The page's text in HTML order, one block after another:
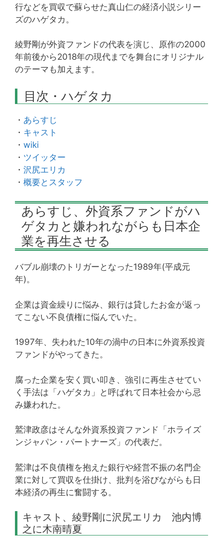
行などを買収で蘇らせた真山仁の経済小説シリー
ズのハゲタカ。
綾野剛が外資ファンドの代表を演じ、原作の2000
年前後から2018年の現代までを舞台にオリジナル
のテーマも加えます。
目次・ハゲタカ
・ あらすじ
・ キャスト
・ wiki
・ ツイッター
・ 沢尻エリカ
・ 概要とスタッフ
あらすじ、外資系ファンドがハ
ゲタカと嫌われながらも日本企
業を再生させる
バブル崩壊のトリガーとなった1989年(平成元
年)。
企業は資金繰りに悩み、銀行は貸したお金が返っ
てこない不良債権に悩んでいた。
1997年、失われた10年の渦中の日本に外資系投資
ファンドがやってきた。
腐った企業を安く買い叩き、強引に再生させてい
く手法は「ハゲタカ」と呼ばれて日本社会から忌
み嫌われた。
鷲津政彦はそんな外資系投資ファンド「ホライズ
ンジャパン・パートナーズ」の代表だ。
鷲津は不良債権を抱えた銀行や経営不振の名門企
業に対して買収を仕掛け、批判を浴びながらも日
本経済の再生に奮闘する。
キャスト、綾野剛に沢尻エリカ 池内博
之に木南晴夏